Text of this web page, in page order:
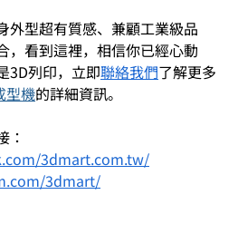
外型超有質感、兼顧工業級品
，看到這裡，相信你已經心動
3D列印，立即聯絡我們了解更多
型機的詳細資訊。
：
3dmart.com.tw/
3dmart/